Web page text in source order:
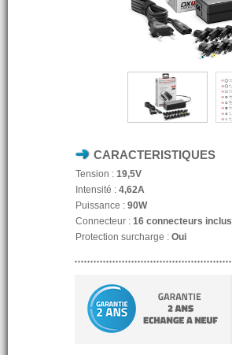
CARACTERISTIQUES
Tension : 19,5V
Intensité : 4,62A
Puissance : 90W
Connecteur : 16 connecteurs inclus
Protection surcharge : Oui